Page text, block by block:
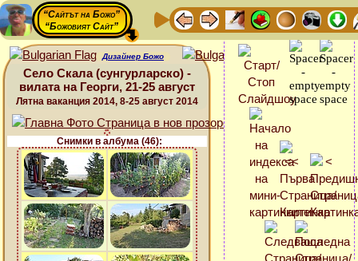
“Сайтът на Божо”
“Божовият Сайт”
Дизайнер Божо
Село Скала (сунгурларско) -
вилата на Георги, 21-25 август
Лятна ваканция 2014, 8-25 август 2014
Снимки в албума (46):